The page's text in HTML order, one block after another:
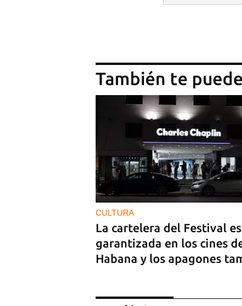
También te
CULTURA
La cartelera del Festival
garantizada en los cines
Habana y los apagones